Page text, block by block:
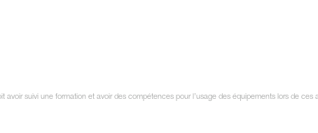
avoir suivi une formation et avoir des compétences pour l’usage des équipements lors de ces